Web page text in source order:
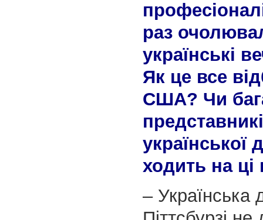
раз
українські
Як це все
США? Чи
української
ходить на ці
– Українська